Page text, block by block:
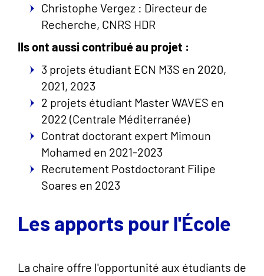
Christophe Vergez : Directeur de
Recherche, CNRS HDR
Ils ont aussi contribué au projet :
3 projets étudiant ECN M3S en 2020,
2021, 2023
2 projets étudiant Master WAVES en
2022 (Centrale Méditerranée)
Contrat doctorant expert Mimoun
Mohamed en 2021-2023
Recrutement Postdoctorant Filipe
Soares en 2023
Les apports pour l'École
La chaire offre l'opportunité aux étudiants de